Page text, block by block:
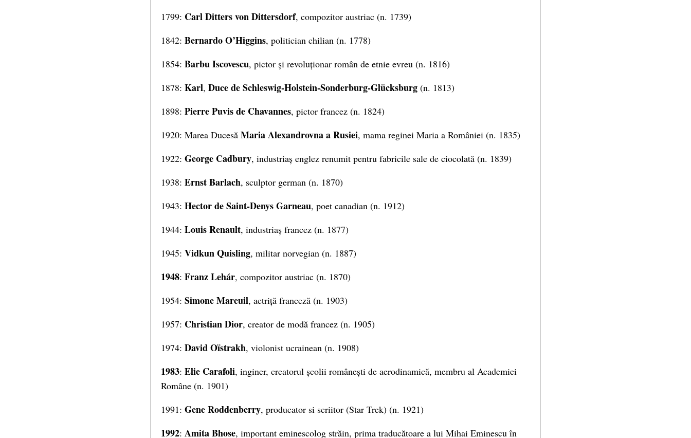
1799: Carl Ditters von Dittersdorf, compozitor austriac (n. 1739)
1842: Bernardo O’Higgins, politician chilian (n. 1778)
1854: Barbu Iscovescu, pictor și revoluționar român de etnie evreu (n. 1816)
1878: Karl, Duce de Schleswig-Holstein-Sonderburg-Glücksburg (n. 1813)
1898: Pierre Puvis de Chavannes, pictor francez (n. 1824)
1920: Marea Ducesă Maria Alexandrovna a Rusiei, mama reginei Maria a României (n. 1835)
1922: George Cadbury, industriaș englez renumit pentru fabricile sale de ciocolată (n. 1839)
1938: Ernst Barlach, sculptor german (n. 1870)
1943: Hector de Saint-Denys Garneau, poet canadian (n. 1912)
1944: Louis Renault, industriaș francez (n. 1877)
1945: Vidkun Quisling, militar norvegian (n. 1887)
1948: Franz Lehár, compozitor austriac (n. 1870)
1954: Simone Mareuil, actriță franceză (n. 1903)
1957: Christian Dior, creator de modă francez (n. 1905)
1974: David Oïstrakh, violonist ucrainean (n. 1908)
1983: Elie Carafoli, inginer, creatorul școlii românești de aerodinamică, membru al Academiei
Române (n. 1901)
1991: Gene Roddenberry, producator si scriitor (Star Trek) (n. 1921)
1992: Amita Bhose, important eminescolog străin, prima traducătoare a lui Mihai Eminescu în